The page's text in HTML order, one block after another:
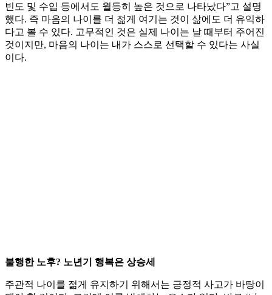
빈도 및 수입 등에서도 월등히 높은 것으로 나타났다”고 설명
했다. 즉 마음의 나이를 더 젊게 여기는 것이 삶에도 더 유익하
다고 볼 수 있다. 고무적인 것은 실제 나이는 날 때부터 주어진
것이지만, 마음의 나이는 내가 스스로 선택할 수 있다는 사실
이다.
불행한 노후? 노년기 행복은 상승세
주관적 나이를 젊게 유지하기 위해서는 긍정적 사고가 바탕이